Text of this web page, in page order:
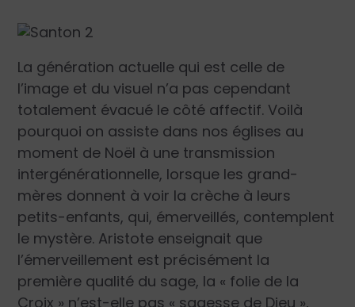
La génération actuelle qui est celle de
l’image et du visuel n’a pas cependant
totalement évacué le côté affectif. Voilà
pourquoi on assiste dans nos églises au
moment de Noël à une transmission
intergénérationnelle, lors­que les grand-
mères donnent à voir la crèche à leurs
petits-enfants, qui, émerveillés, contemplent
le mystère. Aristote enseignait que
l’émerveillement est précisément la
première qualité du sage, la « folie de la
Croix » n’est-elle pas « sagesse de Dieu »,